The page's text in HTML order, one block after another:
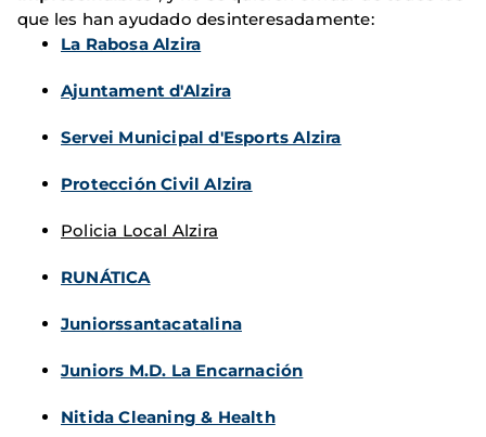
que les han ayudado desinteresadamente:
La Rabosa Alzira
Ajuntament d'Alzira
Servei Municipal d'Esports Alzira
Protección Civil Alzira
Policia Local Alzira
RUNÁTICA
Juniorssantacatalina
Juniors M.D. La Encarnación
Nitida Cleaning & Health